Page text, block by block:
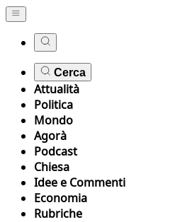
Cerca
Attualità
Politica
Mondo
Agorà
Podcast
Chiesa
Idee e Commenti
Economia
Rubriche